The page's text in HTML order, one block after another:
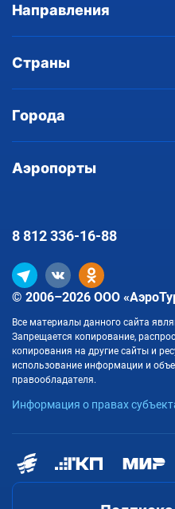
Направления
Страны
Города
Аэропорты
© 2006–2026 ООО
Все материалы данного сайта
Запрещается копирование,
копирования на другие сайты и
использование информации и
правообладателя.
Информация о правах
8 812336-16-88